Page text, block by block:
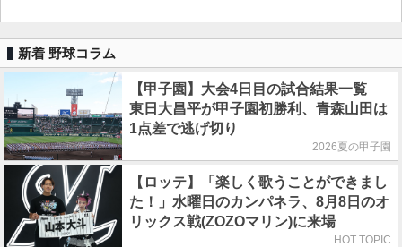
新着 野球コラム
【甲子園】大会4日目の試合結果一覧
東日大昌平が甲子園初勝利、青森山田は
1点差で逃げ切り
2026夏の甲子園
【ロッテ】「楽しく歌うことができまし
た！」水曜日のカンパネラ、8月8日のオ
リックス戦(ZOZOマリン)に来場
HOT TOPIC